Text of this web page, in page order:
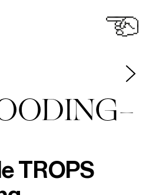
TROPS